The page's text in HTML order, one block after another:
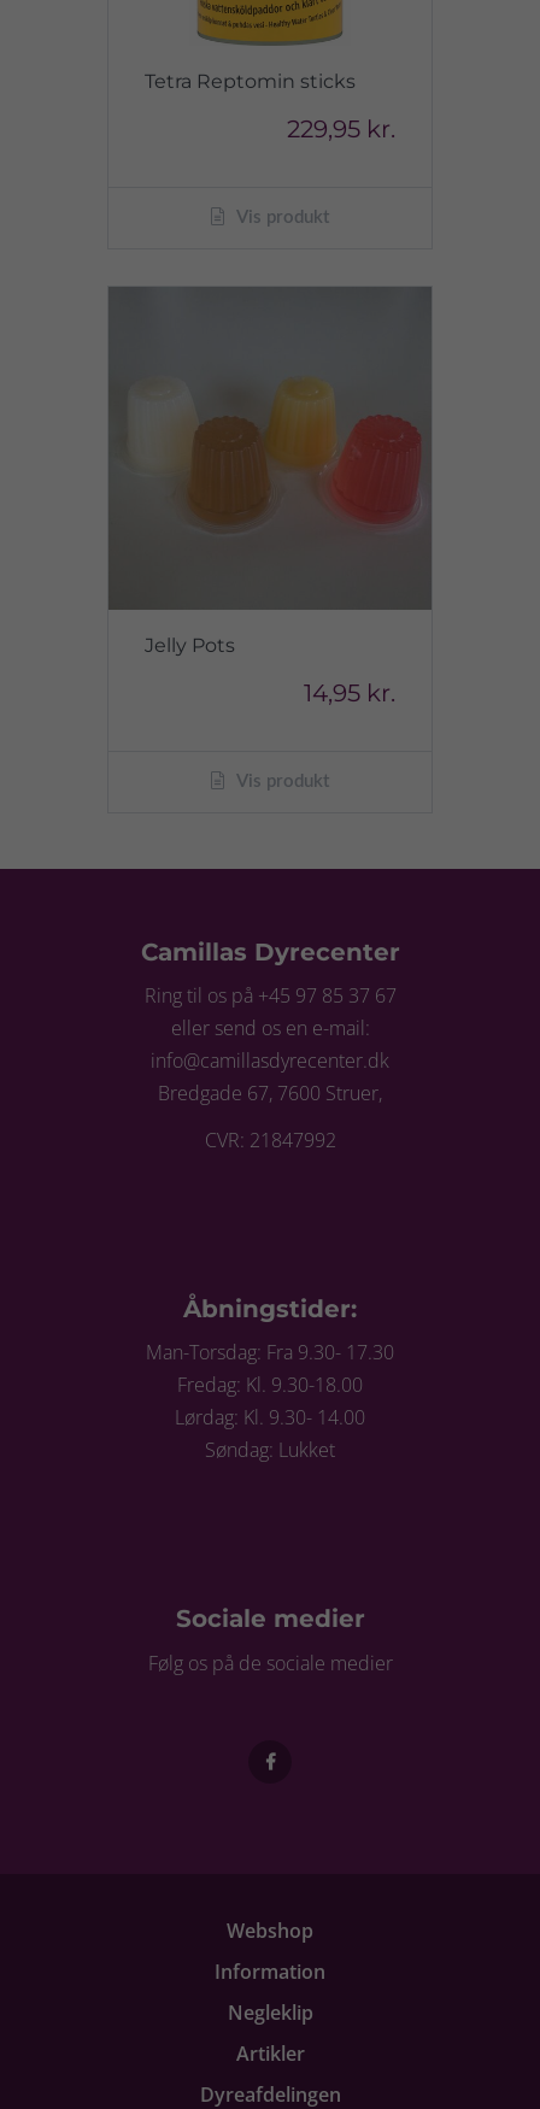
Tetra Reptomin sticks
229,95 kr.
Vis produkt
Jelly Pots
14,95 kr.
Vis produkt
Camillas Dyrecenter
Ring til os på +45 97 85 37 67
eller send os en e-mail:
info@camillasdyrecenter.dk
Bredgade 67, 7600 Struer,
CVR: 21847992
Åbningstider:
Man-Torsdag: Fra 9.30- 17.30
Fredag: Kl. 9.30-18.00
Lørdag: Kl. 9.30- 14.00
Søndag: Lukket
Sociale medier
Følg os på de sociale medier
Webshop
Information
Negleklip
Artikler
Dyreafdelingen